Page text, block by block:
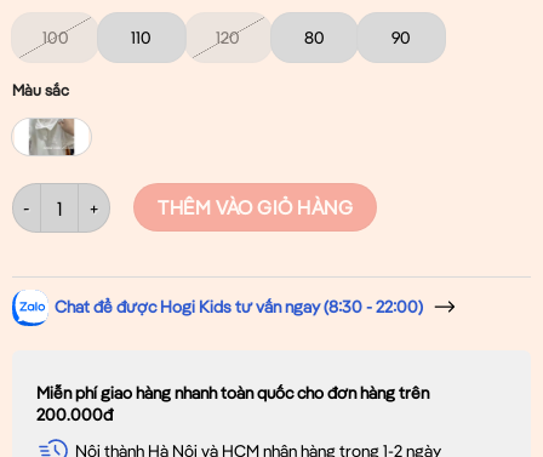
100 110 120 80 90
Màu sắc
Váy Cho Bé Gái Trắng in Gấu Xinh Xắn 1-5 tuổi HOGI KIDS số lượng
THÊM VÀO GIỎ HÀNG
Chat để được Hogi Kids tư vấn ngay (8:30 - 22:00)
Miễn phí giao hàng nhanh toàn quốc cho đơn hàng trên
200.000đ
Nội thành Hà Nội và HCM nhận hàng trong 1-2 ngày